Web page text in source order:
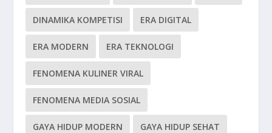
DINAMIKA KOMPETISI ERA DIGITAL
ERA MODERN ERA TEKNOLOGI
FENOMENA KULINER VIRAL
FENOMENA MEDIA SOSIAL
GAYA HIDUP MODERN GAYA HIDUP SEHAT